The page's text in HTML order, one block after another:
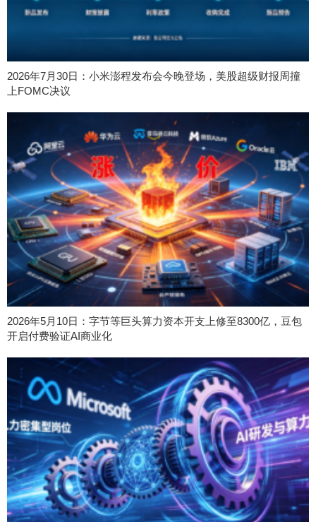
2026年7月30日：小米澎程发布会今晚登场，美股超级财报周撞
上FOMC决议
2026年5月10日：字节等巨头算力资本开支上修至8300亿，豆包
开启付费验证AI商业化